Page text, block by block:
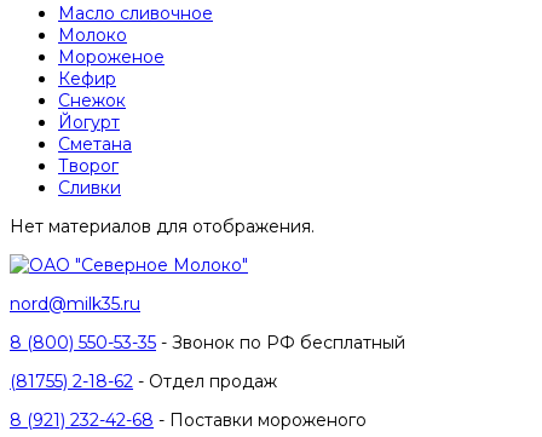
Масло сливочное
Молоко
Мороженое
Кефир
Снежок
Йогурт
Сметана
Творог
Сливки
Нет материалов для отображения.
nord@milk35.ru
8 (800) 550-53-35 - Звонок по РФ бесплатный
(81755) 2-18-62 - Отдел продаж
8 (921) 232-42-68 - Поставки мороженого